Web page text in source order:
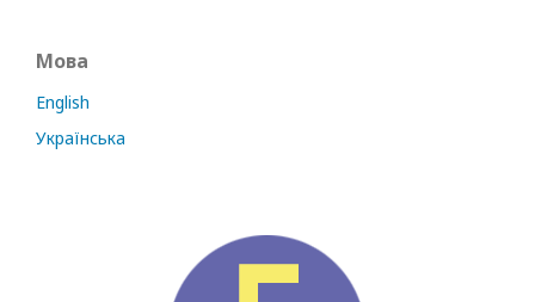
Мова
English
Українська